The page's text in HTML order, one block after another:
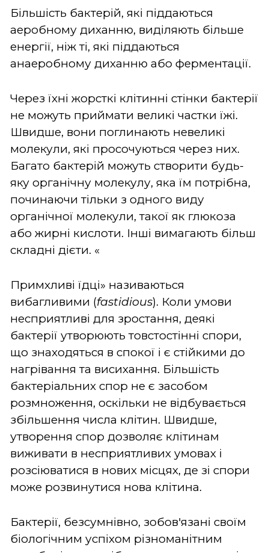
Більшість бактерій, які піддаються
аеробному диханню, виділяють більше
енергії, ніж ті, які піддаються
анаеробному диханню або ферментації.
Через їхні жорсткі клітинні стінки бактерії
не можуть приймати великі частки їжі.
Швидше, вони поглинають невеликі
молекули, які просочуються через них.
Багато бактерій можуть створити будь-
яку органічну молекулу, яка їм потрібна,
починаючи тільки з одного виду
органічної молекули, такої як глюкоза
або жирні кислоти. Інші вимагають більш
складні дієти. «
Примхливі їдці» називаються
вибагливими (fastidious). Коли умови
несприятливі для зростання, деякі
бактерії утворюють товстостінні спори,
що знаходяться в спокої і є стійкими до
нагрівання та висихання. Більшість
бактеріальних спор не є засобом
розмноження, оскільки не відбувається
збільшення числа клітин. Швидше,
утворення спор дозволяє клітинам
виживати в несприятливих умовах і
розсіюватися в нових місцях, де зі спори
може розвинутися нова клітина.
Бактерії, безсумнівно, зобов'язані своїм
біологічним успіхом різноманітним